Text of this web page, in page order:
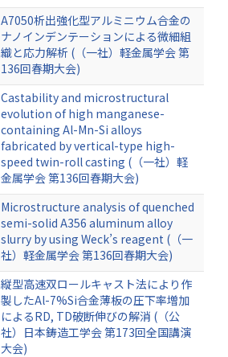
A7050析出強化型アルミニウム合金の
ナノインデンテーションによる微細組
織と応力解析 (（一社）軽金属学会 第
136回春期大会)
Castability and microstructural
evolution of high manganese-
containing Al-Mn-Si alloys
fabricated by vertical-type high-
speed twin-roll casting (（一社）軽
金属学会 第136回春期大会)
Microstructure analysis of quenched
semi-solid A356 aluminum alloy
slurry by using Weck’s reagent (（一
社）軽金属学会 第136回春期大会)
縦型高速双ロールキャスト法により作
製したAl-7%Si合金薄板の圧下率増加
によるRD, TD破断伸びの解消 (（公
社）日本鋳造工学会 第173回全国講演
大会)